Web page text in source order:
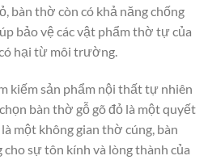
bàn thờ còn có khả năng chống
bảo vệ các vật phẩm thờ tự của
hại từ môi trường.
kiếm sản phẩm nội thất tự nhiên
bàn thờ gỗ gõ đỏ là một quyết
một không gian thờ cúng, bàn
sự tôn kính và lòng thành của